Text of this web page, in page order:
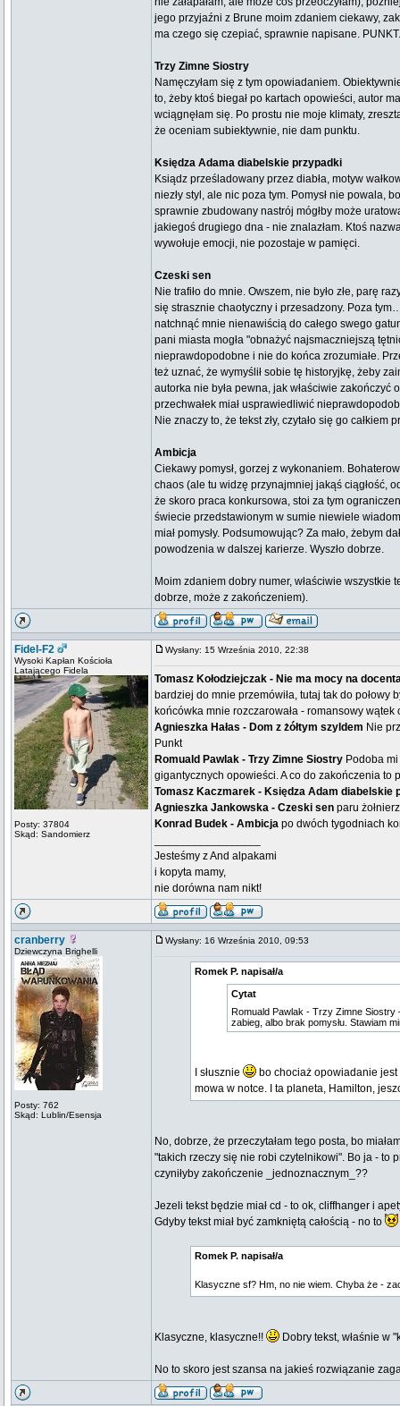
jego przyjaźni z Brune moim zdaniem ciekawy,
ma czego się czepiać, sprawnie napisane. PUNKT.
Trzy Zimne Siostry
Namęczyłam się z tym opowiadaniem.
to, żeby ktoś biegał po kartach opowieści, autor
wciągnęłam się. Po prostu nie moje klimaty,
że oceniam subiektywnie, nie dam punktu.
Księdza Adama diabelskie przypadki
Ksiądz prześladowany przez diabła, motyw
niezły styl, ale nic poza tym. Pomysł nie powala,
sprawnie zbudowany nastrój mógłby może
jakiegoś drugiego dna - nie znalazłam. Ktoś
wywołuje emocji, nie pozostaje w pamięci.
Czeski sen
Nie trafiło do mnie. Owszem, nie było złe, parę
się strasznie chaotyczny i przesadzony. Poza
natchnąć mnie nienawiścią do całego swego
pani miasta mogła "obnażyć najsmaczniejszą
nieprawdopodobne i nie do końca zrozumiałe.
też uznać, że wymyślił sobie tę historyjkę, żeby
autorka nie była pewna, jak właściwie
przechwałek miał usprawiedliwić
Nie znaczy to, że tekst zły, czytało się go
Ambicja
Ciekawy pomysł, gorzej z wykonaniem.
chaos (ale tu widzę przynajmniej jakąś ciągłość,
że skoro praca konkursowa, stoi za tym
świecie przedstawionym w sumie niewiele
miał pomysły. Podsumowując? Za mało, żebym
powodzenia w dalszej karierze. Wyszło dobrze.
Moim zdaniem dobry numer, właściwie wszystkie
dobrze, może z zakończeniem).
Fidel-F2
Wysoki Kapłan Kościoła
Latającego Fidela
Posty: 37804
Skąd: Sandomierz
Wysłany: 15 Września 2010, 22:38
Tomasz Kołodziejczak - Nie ma mocy na
bardziej do mnie przemówiła, tutaj tak do połowy
końcówka mnie rozczarowała - romansowy
Agnieszka Hałas - Dom z żółtym szyldem Nie
Punkt
Romuald Pawlak - Trzy Zimne Siostry Podoba
gigantycznych opowieści. A co do zakończenia to
Tomasz Kaczmarek - Księdza Adam diabelskie
Agnieszka Jankowska - Czeski sen paru
Konrad Budek - Ambicja po dwóch tygodniach
Jesteśmy z And alpakami
i kopyta mamy,
nie dorówna nam nikt!
cranberry
Dziewczyna Brighelli
Posty: 762
Skąd: Lublin/Esensja
Wysłany: 16 Września 2010, 09:53
Romek P. napisał/a
Cytat
Romuald Pawlak - Trzy Zimne Siostry
zabieg, albo brak pomysłu. Stawiam
I słusznie
bo chociaż opowiadanie
mowa w notce. I ta planeta, Hamilton,
No, dobrze, że przeczytałam tego posta, bo
"takich rzeczy się nie robi czytelnikowi". Bo ja - to
czyniłyby zakończenie _jednoznacznym_??
Jezeli tekst będzie miał cd - to ok, cliffhanger i
Gdyby tekst miał być zamkniętą całością - no to
Romek P. napisał/a
Klasyczne sf? Hm, no nie wiem. Chyba że -
Klasyczne, klasyczne!! Dobry tekst, właśnie w
No to skoro jest szansa na jakieś rozwiązanie